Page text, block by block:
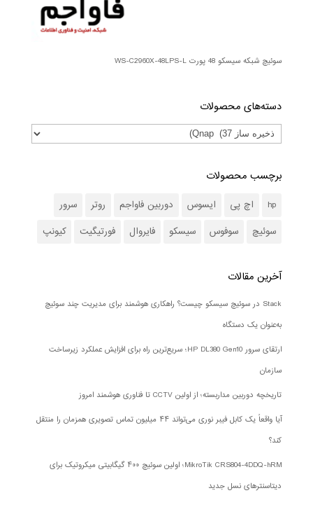
سوئیچ شبکه سیسکو 48 پورت WS-C2960X-48LPS-L
دسته‌های محصولات
برچسب محصولات
hp اچ پی ایسوس دوربین فاواجم روتر
سرور
سوئیچ
سوفوس سیسکو فایروال فورتیگیت کیونپ
آخرین مقالات
Stack در سوئیچ سیسکو چیست؟ راهکاری هوشمند برای مدیریت چند سوئیچ
به‌عنوان یک دستگاه
ارتقای سرور HP DL380 Gen10؛ سریع‌ترین راه برای افزایش عملکرد زیرساخت
سازمان
تاریخچه دوربین مداربسته؛ از اولین CCTV تا فناوری هوشمند امروز
آیا واقعاً یک کابل فیبر نوری می‌تواند ۴۴ میلیون تماس تصویری همزمان را منتقل
کند؟
MikroTik CRS804-4DDQ-hRM؛ اولین سوئیچ ۴۰۰ گیگابیتی میکروتیک برای
دیتاسنترهای نسل جدید